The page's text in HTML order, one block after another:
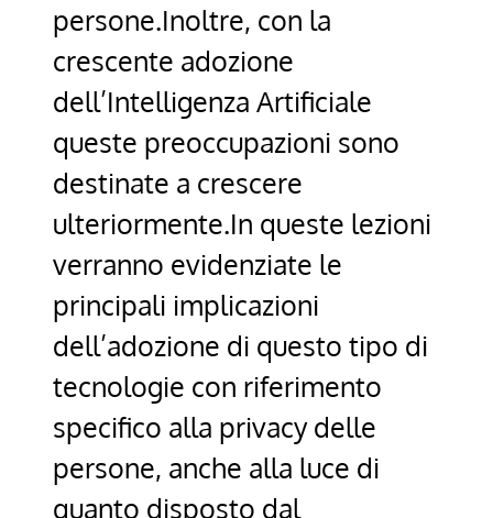
persone.Inoltre, con la
crescente adozione
dell’Intelligenza Artificiale
queste preoccupazioni sono
destinate a crescere
ulteriormente.In queste lezioni
verranno evidenziate le
principali implicazioni
dell’adozione di questo tipo di
tecnologie con riferimento
specifico alla privacy delle
persone, anche alla luce di
quanto disposto dal